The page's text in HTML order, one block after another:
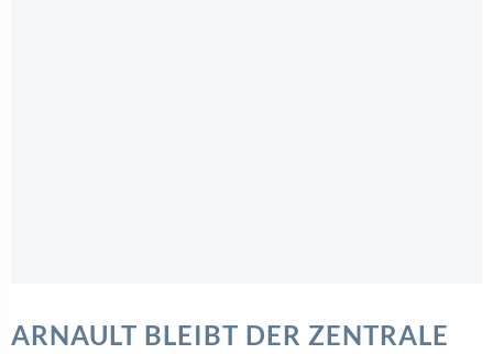
ARNAULT BLEIBT DER ZENTRALE